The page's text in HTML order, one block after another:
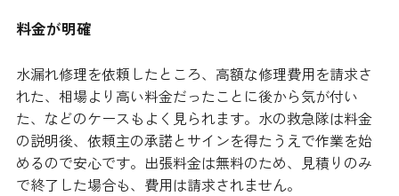
料金が明確
水漏れ修理を依頼したところ、高額な修理費用を請求さ
れた、相場より高い料金だったことに後から気が付い
た、などのケースもよく見られます。水の救急隊は料金
の説明後、依頼主の承諾とサインを得たうえで作業を始
めるので安心です。出張料金は無料のため、見積りのみ
で終了した場合も、費用は請求されません。